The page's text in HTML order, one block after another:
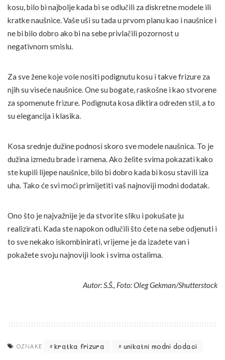
kosu, bilo bi najbolje kada bi se odlučili za diskretne modele ili
kratke naušnice. Vaše uši su tada u prvom planu kao i naušnice i
ne bi bilo dobro ako bi na sebe privlačili pozornost u
negativnom smislu.
Za sve žene koje vole nositi podignutu kosu i takve frizure za
njih su viseće naušnice. One su bogate, raskošne i kao stvorene
za spomenute frizure. Podignuta kosa diktira određen stil, a to
su elegancija i klasika.
Kosa srednje dužine podnosi skoro sve modele naušnica. To je
dužina između brade i ramena. Ako želite svima pokazati kako
ste kupili lijepe naušnice, bilo bi dobro kada bi kosu stavili iza
uha. Tako će svi moći primijetiti vaš najnoviji modni dodatak.
Ono što je najvažnije je da stvorite sliku i pokušate ju
realizirati. Kada ste napokon odlučili što ćete na sebe odjenuti i
to sve nekako iskombinirati, vrijeme je da izađete van i
pokažete svoju najnoviji look i svima ostalima.
Autor: S.Š., Foto: Oleg Gekman/Shutterstock
OZNAKE kratka frizura unikatni modni dodaci